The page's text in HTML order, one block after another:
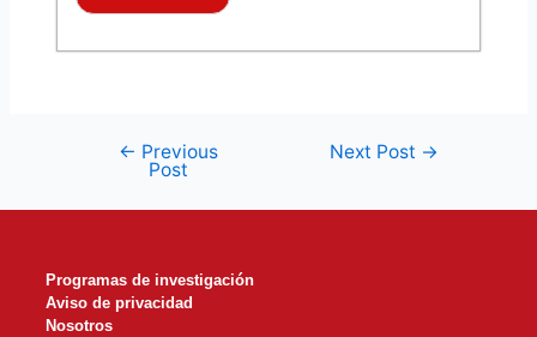
← Previous
Post
Next Post →
Programas de investigación
Aviso de privacidad
Nosotros